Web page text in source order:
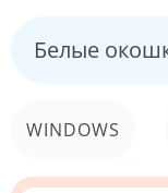
Белые
WINDOWS